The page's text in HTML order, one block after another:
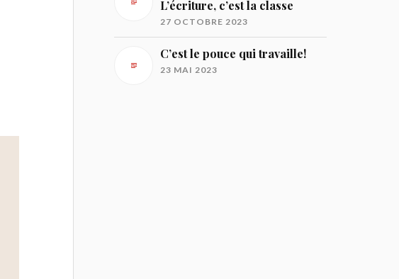
L’écriture, c’est la classe
27 OCTOBRE 2023
C’est le pouce qui travaille!
23 MAI 2023